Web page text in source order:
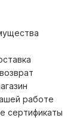
работе
сертификаты